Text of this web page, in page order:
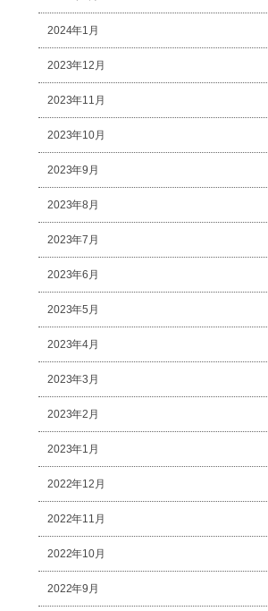
2024年1月
2023年12月
2023年11月
2023年10月
2023年9月
2023年8月
2023年7月
2023年6月
2023年5月
2023年4月
2023年3月
2023年2月
2023年1月
2022年12月
2022年11月
2022年10月
2022年9月